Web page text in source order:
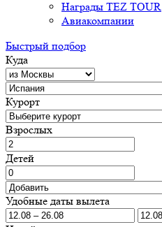
Награды TEZ TOUR
Авиакомпании
Быстрый подбор
Куда
Курорт
Взрослых
Детей
Удобные даты вылета